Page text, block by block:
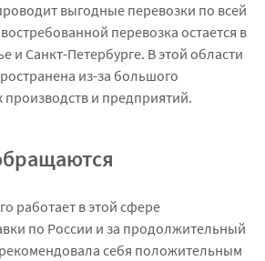
выгодные перевозки по всей
перевозка остается в
и Санкт-Петербурге. В этой области
из-за большого
производств и предприятий.
работает в этой сфере
по России и за продолжительный
себя положительным